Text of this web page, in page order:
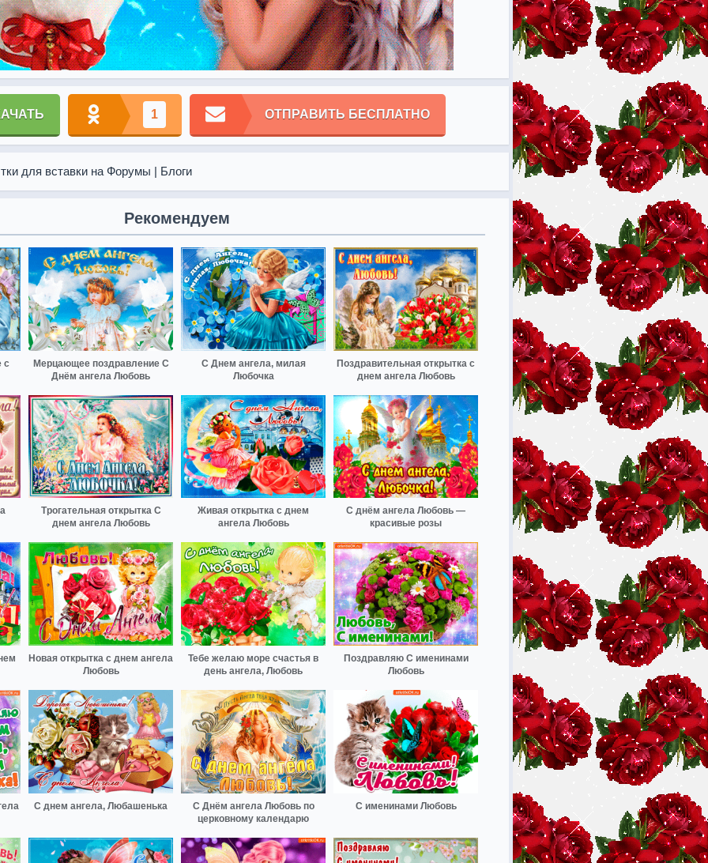
1 ОТПРАВИТЬ БЕСПЛАТНО
для вставки на Форумы | Блоги
Рекомендуем
с
Мерцающее поздравление С
Днём ангела Любовь
С Днем ангела, милая
Любочка
Поздравительная открытка с
днем ангела Любовь
Трогательная открытка С
днем ангела Любовь
Живая открытка с днем
ангела Любовь
С днём ангела Любовь —
красивые розы
Новая открытка с днем ангела
Любовь
Тебе желаю море счастья в
день ангела, Любовь
Поздравляю С именинами
Любовь
С днем ангела, Любашенька
С Днём ангела Любовь по
церковному календарю
С именинами Любовь